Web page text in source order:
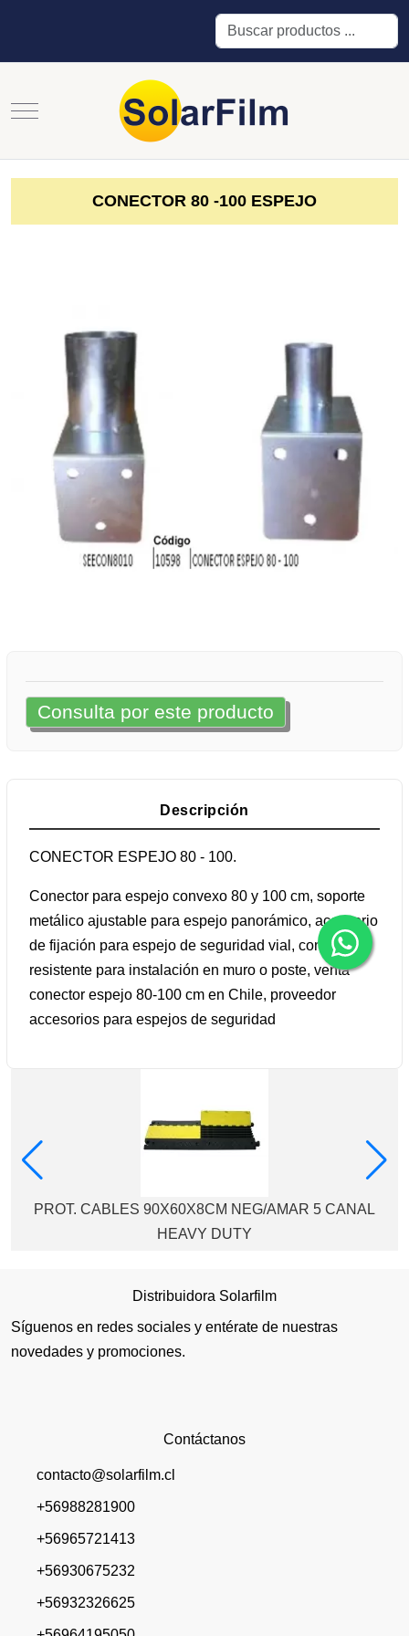
Buscar
Mobile Menu Toggle
CONECTOR 80 -100 ESPEJO
Consulta por este producto
Descripción
CONECTOR ESPEJO 80 - 100.
Conector para espejo convexo 80 y 100 cm, soporte
metálico ajustable para espejo panorámico, accesorio
de fijación para espejo de seguridad vial, conector
resistente para instalación en muro o poste, venta
conector espejo 80-100 cm en Chile, proveedor
accesorios para espejos de seguridad
PROT. CABLES 90X60X8CM NEG/AMAR 5 CANAL
HEAVY DUTY
Distribuidora Solarfilm
Síguenos en redes sociales y entérate de nuestras
novedades y promociones.
Contáctanos
contacto@solarfilm.cl
+56988281900
+56965721413
+56930675232
+56932326625